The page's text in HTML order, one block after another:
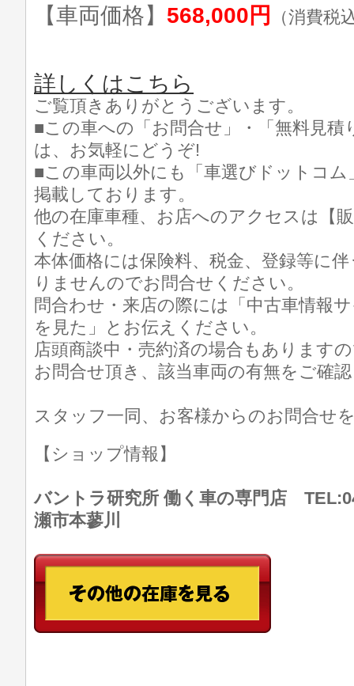
【車両価格】 568,000円 （消費税
詳しくはこちら
ご覧頂きありがとうございます。
■この車への「お問合せ」・「無料見積
は、お気軽にどうぞ!
■この車両以外にも「車選びドットコ
掲載しております。
他の在庫車種、お店へのアクセスは【
ください。
本体価格には保険料、税金、登録等に
りませんのでお問合せください。
問合わせ・来店の際には「中古車情報
を見た」とお伝えください。
店頭商談中・売約済の場合もあります
お問合せ頂き、該当車両の有無をご確
スタッフ一同、お客様からのお問合せ
【ショップ情報】
バントラ研究所 働く車の専門店
瀬市本蓼川